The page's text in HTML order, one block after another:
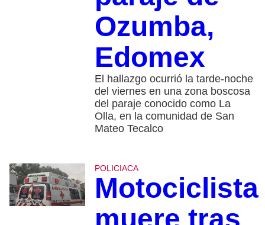
Ozumba,
Edomex
El hallazgo ocurrió la tarde-noche
del viernes en una zona boscosa
del paraje conocido como La
Olla, en la comunidad de San
Mateo Tecalco
POLICIACA
Motociclista